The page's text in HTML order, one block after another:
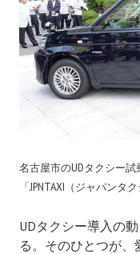
名古屋市のUDタクシー
「JPNTAXI（ジャパンタク
UDタクシー導入の
る。そのひとつが